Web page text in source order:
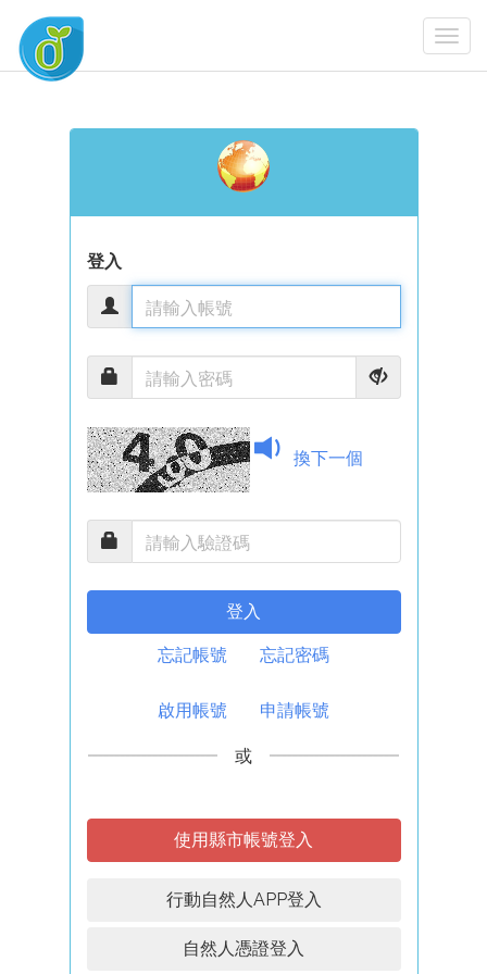
登入
換下一個
登入
忘記帳號 忘記密碼
啟用帳號 申請帳號
或
使用縣市帳號登入
行動自然人APP登入
自然人憑證登入